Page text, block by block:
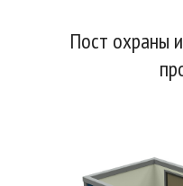
Пост охраны